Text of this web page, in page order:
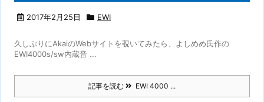
2017年2月25日 EWI
久しぶりにAkaiのWebサイトを覗いてみたら、よしめめ氏作の
EWI4000s/sw内蔵音 ...
記事を読む EWI 4000 ...